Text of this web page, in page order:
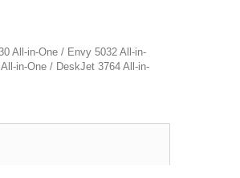
All-in-One / Envy 5032 All-in-
in-One / DeskJet 3764 All-in-